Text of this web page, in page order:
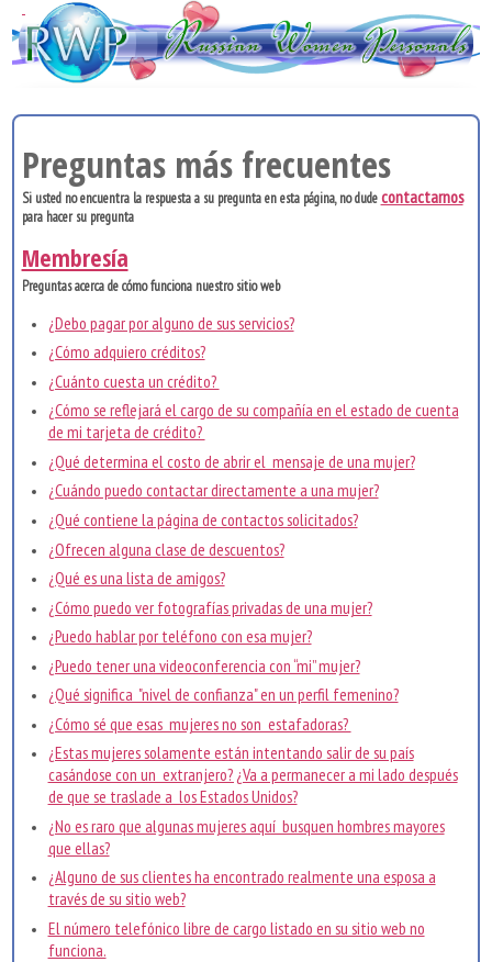
Preguntas más frecuentes
Si usted no encuentra la respuesta a su pregunta en esta página, no dudecontactarnos
para hacer su pregunta
Membresía
Preguntas acerca de cómo funciona nuestro sitio web
¿Debo pagar por alguno de sus servicios?
¿Cómo adquiero créditos?
¿Cuánto cuesta un crédito?
¿Cómo se reflejará el cargo de su compañía en el estado de cuenta
de mi tarjeta de crédito?
¿Qué determina el costo de abrir el mensaje de una mujer?
¿Cuándo puedo contactar directamente a una mujer?
¿Qué contiene la página de contactos solicitados?
¿Ofrecen alguna clase de descuentos?
¿Qué es una lista de amigos?
¿Cómo puedo ver fotografías privadas de una mujer?
¿Puedo hablar por teléfono con esa mujer?
¿Puedo tener una videoconferencia con “mi” mujer?
¿Qué significa "nivel de confianza" en un perfil femenino?
¿Cómo sé que esas mujeres no son estafadoras?
¿Estas mujeres solamente están intentando salir de su país
casándose con un extranjero? ¿Va a permanecer a mi lado después
de que se traslade a los Estados Unidos?
¿No es raro que algunas mujeres aquí busquen hombres mayores
que ellas?
¿Alguno de sus clientes ha encontrado realmente una esposa a
través de su sitio web?
El número telefónico libre de cargo listado en su sitio web no
funciona.